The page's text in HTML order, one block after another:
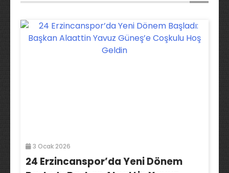
3 Ocak 2026
24 Erzincanspor’da Yeni Dönem